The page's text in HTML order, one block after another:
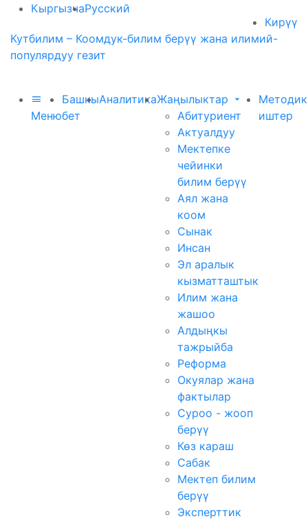
КыргызчаРусский
Кирүү
Кутбилим – Коомдук-билим берүү жана илимий-
популярдуу гезит
Меню
Башкы
бет
АналитикаЖаңылыктар
Абитуриент
Актуалдуу
Мектепке
чейинки
билим берүү
Аял жана
коом
Сынак
Инсан
Эл аралык
кызматташтык
Илим жана
жашоо
Алдыңкы
тажрыйба
Реформа
Окуялар жана
фактылар
Суроо - жооп
берүү
Көз караш
Сабак
Мектеп билим
берүү
Эксперттик
иштер